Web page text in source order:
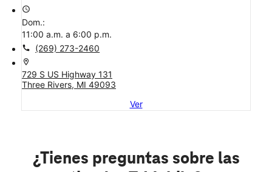
access_time
Dom.:
11:00 a.m. a 6:00 p.m.
call (269) 273-2460
location_on
729 S US Highway 131
Three Rivers, MI 49093
Ver
¿Tienes preguntas sobre las